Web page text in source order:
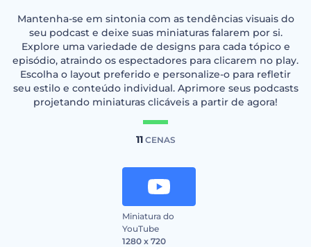
Mantenha-se em sintonia com as tendências visuais do
seu podcast e deixe suas miniaturas falarem por si.
Explore uma variedade de designs para cada tópico e
episódio, atraindo os espectadores para clicarem no play.
Escolha o layout preferido e personalize-o para refletir
seu estilo e conteúdo individual. Aprimore seus podcasts
projetando miniaturas clicáveis a partir de agora!
11 CENAS
Miniatura do
YouTube
1280 x 720